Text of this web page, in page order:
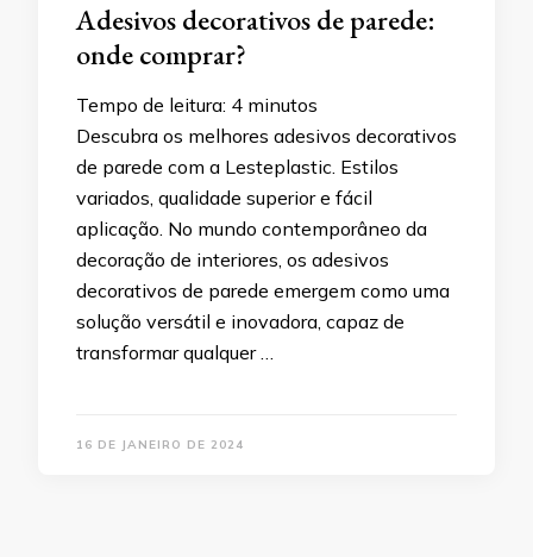
Adesivos decorativos de parede:
onde comprar?
Tempo de leitura: 4 minutos
Descubra os melhores adesivos decorativos
de parede com a Lesteplastic. Estilos
variados, qualidade superior e fácil
aplicação. No mundo contemporâneo da
decoração de interiores, os adesivos
decorativos de parede emergem como uma
solução versátil e inovadora, capaz de
transformar qualquer …
16 DE JANEIRO DE 2024